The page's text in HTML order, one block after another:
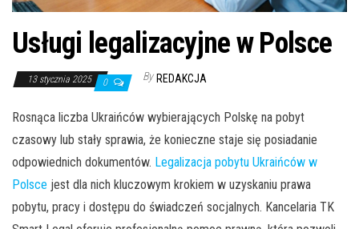
Usługi legalizacyjne w Polsce
13 stycznia 2025 0 By REDAKCJA
Rosnąca liczba Ukraińców wybierających Polskę na pobyt
czasowy lub stały sprawia, że ​​konieczne staje się posiadanie
odpowiednich dokumentów. Legalizacja pobytu Ukraińców w
Polsce jest dla nich kluczowym krokiem w uzyskaniu prawa
pobytu, pracy i dostępu do świadczeń socjalnych. Kancelaria TK